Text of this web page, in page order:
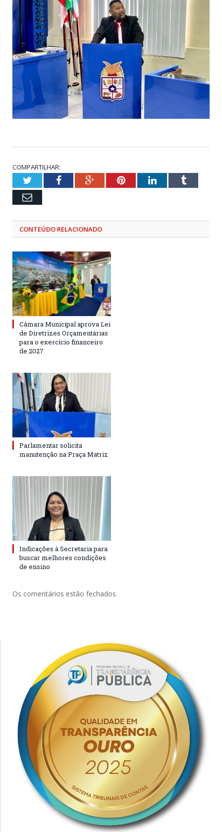
COMPARTILHAR:
TwitterFacebookGoogle+PinterestLinkedInTumblr
Email
CONTEÚDO RELACIONADO
Câmara Municipal aprova Lei
de Diretrizes Orçamentárias
para o exercício financeiro
de 2027
Parlamentar solicita
manutenção na Praça Matriz
Indicações à Secretaria para
buscar melhores condições
de ensino
Os comentários estão fechados.